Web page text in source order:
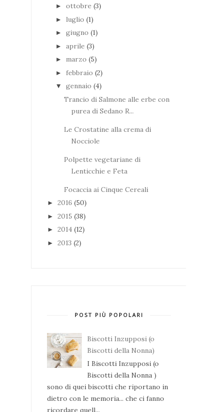
► ottobre (3)
► luglio (1)
► giugno (1)
► aprile (3)
► marzo (5)
► febbraio (2)
▼ gennaio (4)
Trancio di Salmone alle erbe con
purea di Sedano R...
Le Crostatine alla crema di
Nocciole
Polpette vegetariane di
Lenticchie e Feta
Focaccia ai Cinque Cereali
► 2016 (50)
► 2015 (38)
► 2014 (12)
► 2013 (2)
POST PIÙ POPOLARI
Biscotti Inzupposi (o
Biscotti della Nonna)
I Biscotti Inzupposi (o
Biscotti della Nonna )
sono di quei biscotti che riportano in
dietro con le memoria... che ci fanno
ricordare quell...